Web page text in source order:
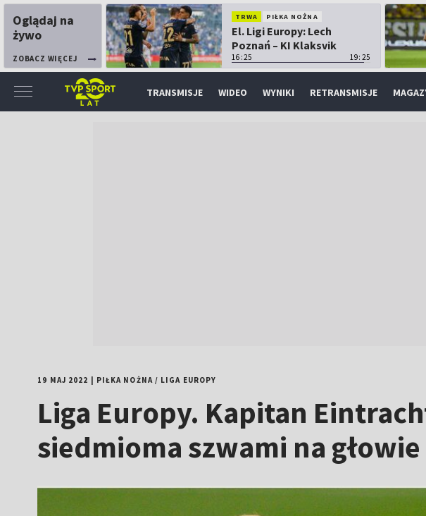
Oglądaj na
żywo
ZOBACZ WIĘCEJ
TRWA PIŁKA NOŻNA
El. Ligi Europy: Lech
Poznań – KI Klaksvik
16:25 19:25
TRANSMISJE WIDEO WYNIKI RETRANSMISJE
19 MAJ 2022 PIŁKA NOŻNA/ LIGA EUROPY
Liga Europy. Kapitan
siedmioma szwami na